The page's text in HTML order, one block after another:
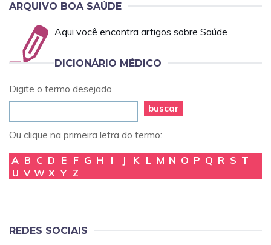
ARQUIVO BOA SAÚDE
Aqui você encontra artigos sobre Saúde
DICIONÁRIO MÉDICO
Digite o termo desejado
buscar
Ou clique na primeira letra do termo:
A B C D E F G H I J K L M N O P Q R S T
U V W X Y Z
REDES SOCIAIS